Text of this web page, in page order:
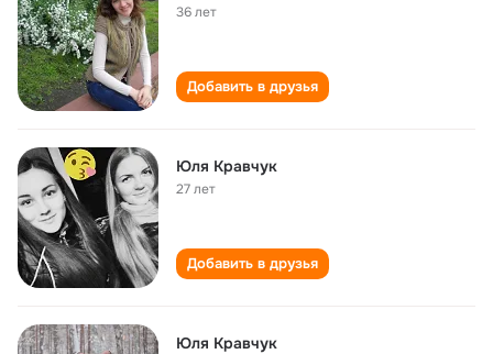
36 лет
Добавить в друзья
Юля Кравчук
27 лет
Добавить в друзья
Юля Кравчук